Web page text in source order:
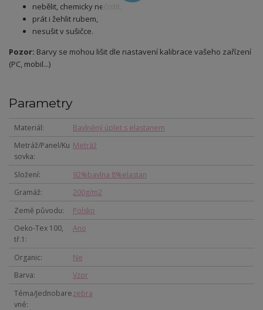
nebělit, chemicky nečistit,
prát i žehlit rubem,
nesušit v sušičce.
Pozor: Barvy se mohou lišit dle nastavení kalibrace vašeho zařízení
(PC, mobil...)
Parametry
Materiál
Bavlněný úplet s elastanem
Metráž/Panel/Ku
sovka
Metráž
Složení
92%bavlna 8%elastan
Gramáž
200g/m2
Země původu
Polsko
Oeko-Tex 100,
tř.1
Ano
Organic
Ne
Barva
Vzor
Téma/Jednobare
vné
zebra